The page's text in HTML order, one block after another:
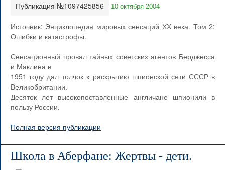
Публикация №1097425856 10 октября 2004
Источник: Энциклопедия мировых сенсаций ХХ века. Том 2:
Ошибки и катастрофы.
Сенсационный провал тайных советских агентов Берджесса
и Маклина в
1951 году дал толчок к раскрытию шпионской сети СССР в
Великобритании.
Десяток лет высокопоставленные англичане шпионили в
пользу России.
Полная версия публикации
Школа в Аберфане: Жертвы - дети.